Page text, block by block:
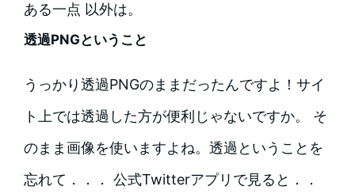
ある一点 以外は。
透過PNGということ
うっかり透過PNGのままだったんですよ！サイ
ト上では透過した方が便利じゃないですか。 そ
のまま画像を使いますよね。透過ということを
忘れて．．． 公式Twitterアプリで見ると．．